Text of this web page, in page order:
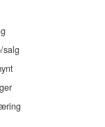
salg